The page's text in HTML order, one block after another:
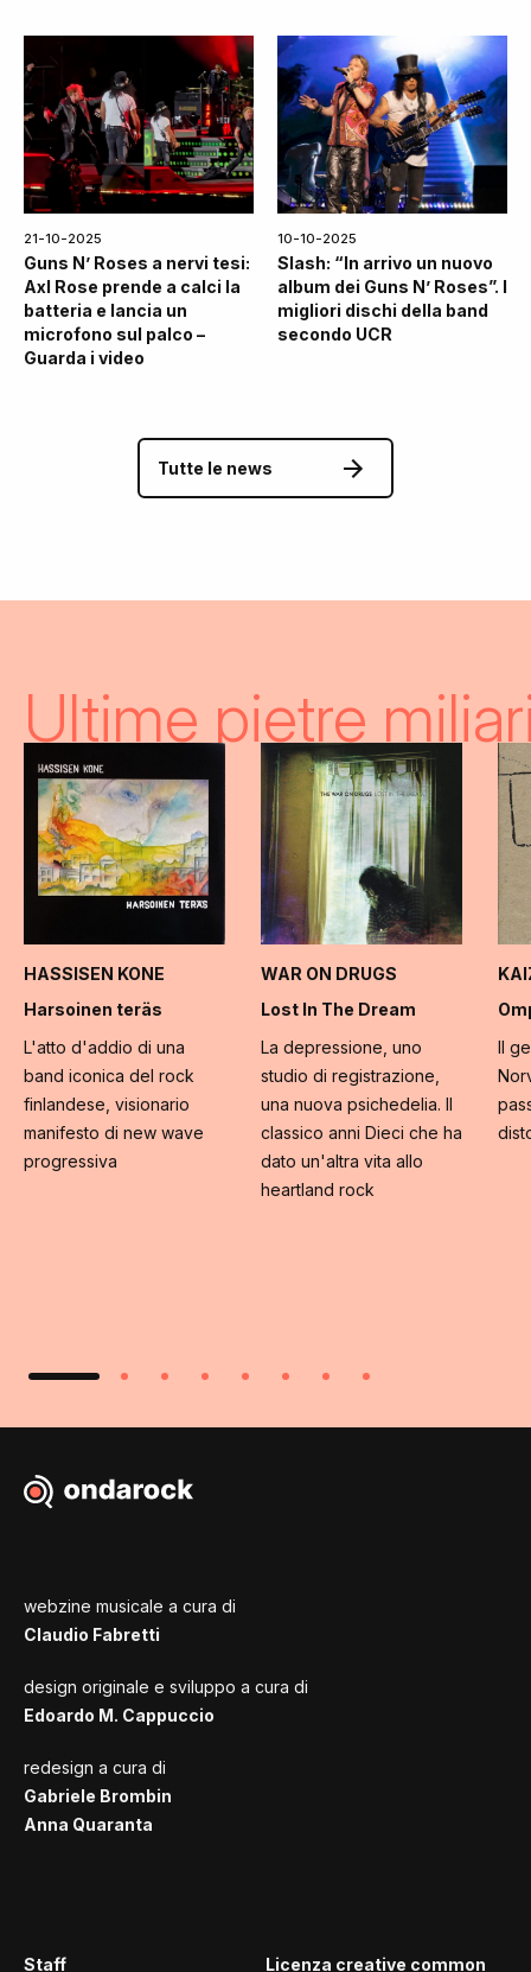
21-10-2025
Guns N’ Roses a nervi tesi:
Axl Rose prende a calci la
batteria e lancia un
microfono sul palco –
Guarda i video
10-10-2025
Slash: “In arrivo un nuovo
album dei Guns N’ Roses”. I
migliori dischi della band
secondo UCR
Tutte le news
Ultime pietre
HASSISEN KONE
Harsoinen teräs
L'atto d'addio di una
band iconica del rock
finlandese, visionario
manifesto di new wave
progressiva
WAR ON DRUGS
Lost In The Dream
La depressione, uno
studio di registrazione,
una nuova psichedelia. Il
classico anni Dieci che ha
dato un'altra vita allo
heartland rock
Il
webzine musicale a cura di
Claudio Fabretti
design originale e sviluppo a cura di
Edoardo M. Cappuccio
redesign a cura di
Gabriele Brombin
Anna Quaranta
Staff Licenza creative common